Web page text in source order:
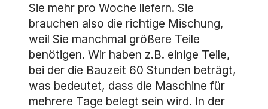
Sie mehr pro Woche liefern. Sie
brauchen also die richtige Mischung,
weil Sie manchmal größere Teile
benötigen. Wir haben z.B. einige Teile,
bei der die Bauzeit 60 Stunden beträgt,
was bedeutet, dass die Maschine für
mehrere Tage belegt sein wird. In der